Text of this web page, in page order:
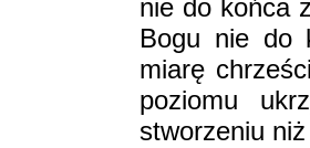
nie do końca
Bogu nie do
miarę
poziomu
stworzeniu